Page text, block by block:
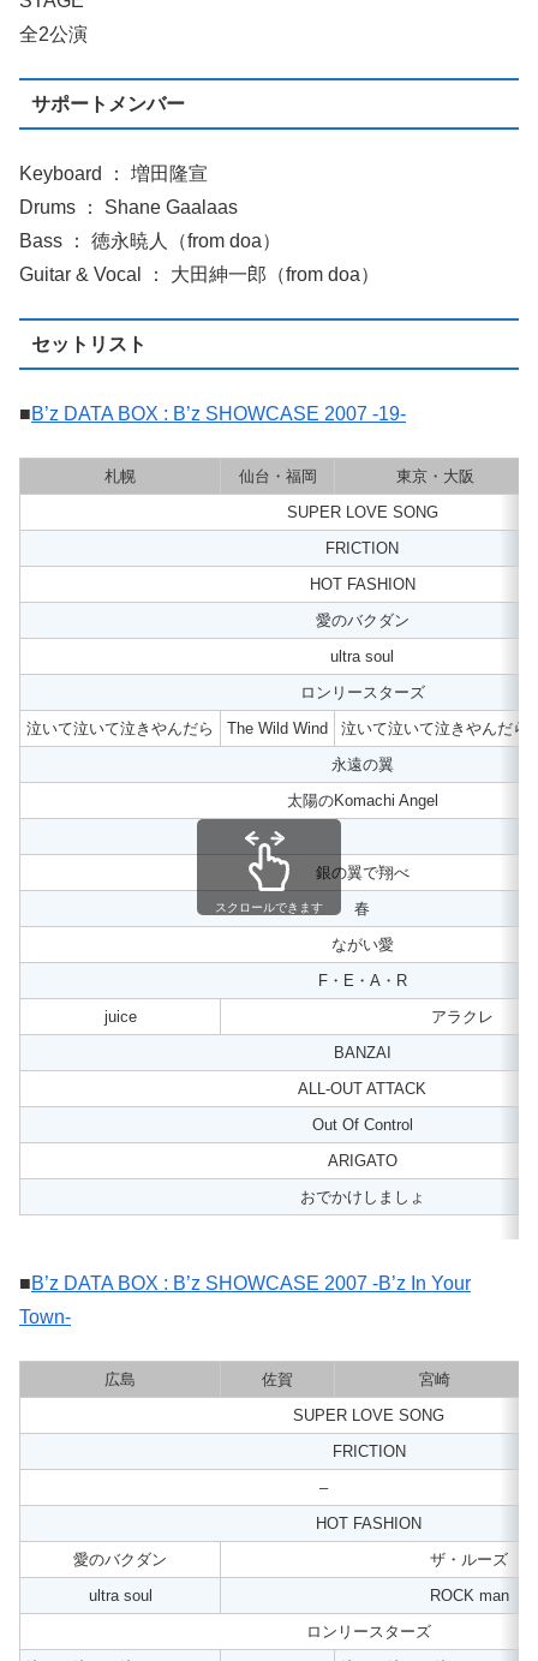
全2公演
サポートメンバー
Keyboard ： 増田隆宣
Drums ： Shane Gaalaas
Bass ： 徳永暁人（from doa）
Guitar & Vocal ： 大田紳一郎（from doa）
セットリスト
■B’z DATA BOX : B’z SHOWCASE 2007 -19-
札幌 仙台・福岡
東京・大阪
SUPER LOVE SONG
FRICTION
HOT FASHION
愛のバクダン
ultra soul
ロンリースターズ
泣いて泣いて泣きやんだら
The Wild Wind
泣いて泣いて泣きやんだら
永遠の翼
太陽のKomachi Angel
–
銀の翼で翔べ
春
ながい愛
F・E・A・R
juice
アラクレ
BANZAI
ALL-OUT ATTACK
Out Of Control
ARIGATO
おでかけしましょ
スクロールできます
■B’z DATA BOX : B’z SHOWCASE 2007 -B’z In Your
Town-
広島 佐賀
宮崎
SUPER LOVE SONG
FRICTION
–
HOT FASHION
愛のバクダン
ザ・ルーズ
ultra soul
ROCK man
ロンリースターズ